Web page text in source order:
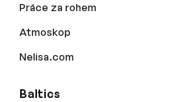
Práce za rohem
Atmoskop
Nelisa.com
Baltics